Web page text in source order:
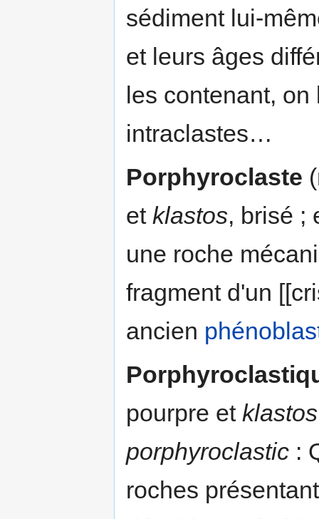
sédiment lui-
et leurs âges
les contenant,
intraclastes…
Porphyroclaste
et klastos, brisé ;
une roche
fragment d'un
ancien
pourpre et klastos
porphyroclastic :
roches